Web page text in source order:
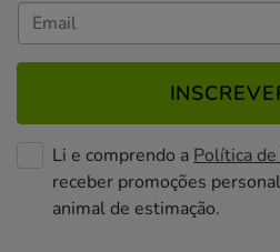
Li e comprendo a Política
receber promoções
animal de estimação.